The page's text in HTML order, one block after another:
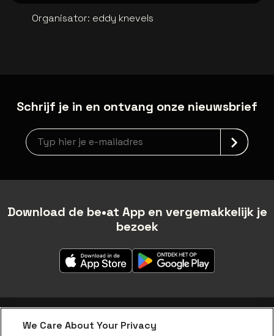
Organisator: eddy knevels
Schrijf je in en ontvang onze nieuwsbrief
Nieuwsbrief aanmelding
Download de be•at App en vergemakkelijk je
bezoek
We Care About Your Privacy